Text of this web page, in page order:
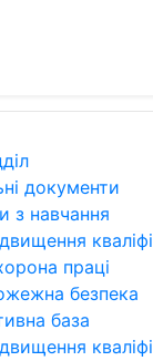
навчання
документи
з навчання
праці
безпека
база